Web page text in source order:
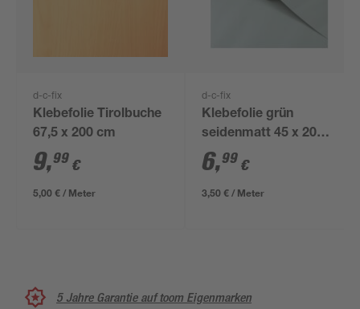
d-c-fix
Klebefolie Tirolbuche
67,5 x 200 cm
9,99 €
5,00 € / Meter
d-c-fix
Klebefolie grün
seidenmatt 45 x 200
cm
6,99 €
3,50 € / Meter
5 Jahre Garantie auf toom Eigenmarken